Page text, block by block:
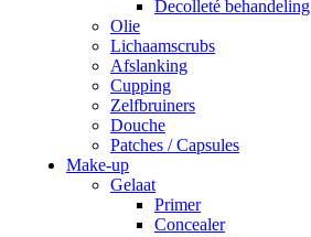
Decolleté behandeling
Olie
Lichaamscrubs
Afslanking
Cupping
Zelfbruiners
Douche
Patches / Capsules
Make-up
Gelaat
Primer
Concealer